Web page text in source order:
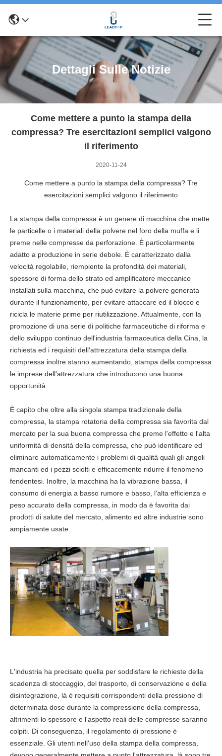
Dettagli Sulle Notizie
Come mettere a punto la stampa della
compressa? Tre esercitazioni semplici valgono
il riferimento
2020-11-24
Come mettere a punto la stampa della compressa? Tre
esercitazioni semplici valgono il riferimento
La stampa della compressa è un genere di macchina che mette
le particelle o i materiali della polvere nel foro della muffa e li
preme nelle compresse da perforazione. È particolarmente
adatto a produzione in serie debole. È caratterizzato dalla
velocità regolabile, riempiente la profondità dei materiali,
spessore di forma dello strato ed amplificatore meccanico
installati sulla macchina, che può evitare la polvere generata
durante il funzionamento, per evitare attaccare ed il blocco e
ricicla le materie prime per riutilizzazione. Attualmente, con la
promozione di una serie di politiche farmaceutiche di riforma e
dello sviluppo continuo dell'industria farmaceutica della Cina, la
richiesta ed i requisiti dell'attrezzatura della stampa della
compressa inoltre stanno aumentando, stampa della compressa
le imprese dell'attrezzatura che introducono una buona
opportunità.
È capito che oltre alla singola stampa tradizionale della
compressa, la stampa rotatoria della compressa sia favorita dal
mercato per la sua buona compressa che preme l'effetto e l'alta
uniformità di densità della compressa, che può identificare ed
eliminare automaticamente i problemi di qualità quali gli angoli
mancanti ed i pezzi sciolti e efficacemente ridurre il fenomeno
fendentesi. Inoltre, la macchina ha la vibrazione bassa, il
consumo di energia a basso rumore e basso, l'alta efficienza e
peso accurato della compressa, in modo da è favorita dai
prodotti di salute del mercato, alimento ed altre industrie sono
ampiamente usate.
L'industria ha precisato quella per soddisfare le richieste della
scadenza di stoccaggio, del trasporto, di conservazione e della
disintegrazione, là è requisiti corrispondenti della pressione di
determinata dose durante la compressione della compressa,
altrimenti lo spessore e l'aspetto reali delle compresse saranno
colpiti. Di conseguenza, il regolamento di pressione è
essenziale. Gli utenti nell'uso della stampa della compressa,